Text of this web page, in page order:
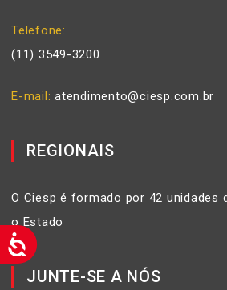
Telefone
(11) 3549-3200
E-mail atendimento@ciesp.com.br
REGIONAIS
O Ciesp é formado por 42 unidades
o Estado
JUNTE-SE A NÓS